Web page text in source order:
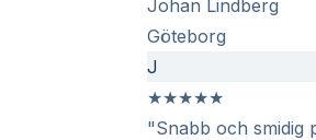
Johan Lindberg
Göteborg
J
★★★★★
"Snabb och smidig